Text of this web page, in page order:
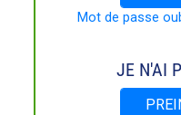
Mot de passe
JE N'AI